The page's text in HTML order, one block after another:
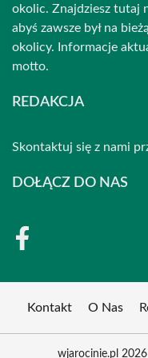
okolic. Znajdziesz tutaj
abyś zawsze był na
okolicy. Informacje
motto.
REDAKCJA
Skontaktuj się z nami
DOŁĄCZ DO NAS
Kontakt O Nas
wjarocinie.pl